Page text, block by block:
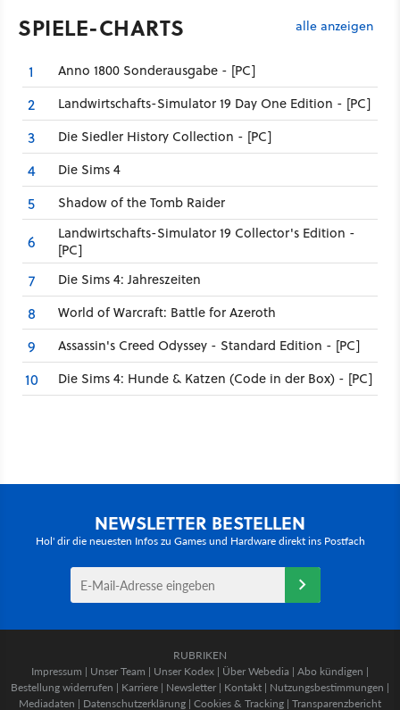
SPIELE-CHARTS alle anzeigen
1 Anno 1800 Sonderausgabe - [PC]
2 Landwirtschafts-Simulator 19 Day One Edition - [PC]
3 Die Siedler History Collection - [PC]
4 Die Sims 4
5 Shadow of the Tomb Raider
6
Landwirtschafts-Simulator 19 Collector's Edition -
[PC]
7 Die Sims 4: Jahreszeiten
8 World of Warcraft: Battle for Azeroth
9 Assassin's Creed Odyssey - Standard Edition - [PC]
10 Die Sims 4: Hunde & Katzen (Code in der Box) - [PC]
NEWSLETTER BESTELLEN
Hol' dir die neuesten Infos zu Games und Hardware direkt ins Postfach
RUBRIKEN
Impressum | Unser Team | Unser Kodex | Über Webedia | Abo kündigen |
Bestellung widerrufen | Karriere | Newsletter | Kontakt | Nutzungsbestimmungen |
Mediadaten | Datenschutzerklärung | Cookies & Tracking | Transparenzbericht